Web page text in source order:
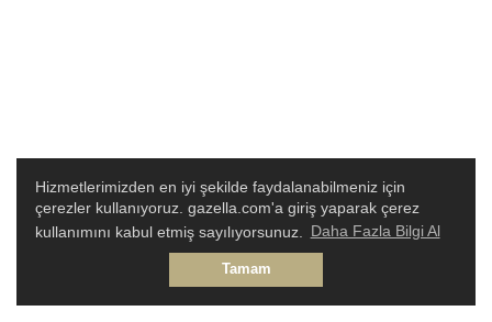
Hizmetlerimizden en iyi şekilde faydalanabilmeniz için
çerezler kullanıyoruz. gazella.com'a giriş yaparak çerez
kullanımını kabul etmiş sayılıyorsunuz.
Daha Fazla Bilgi Al
Tamam